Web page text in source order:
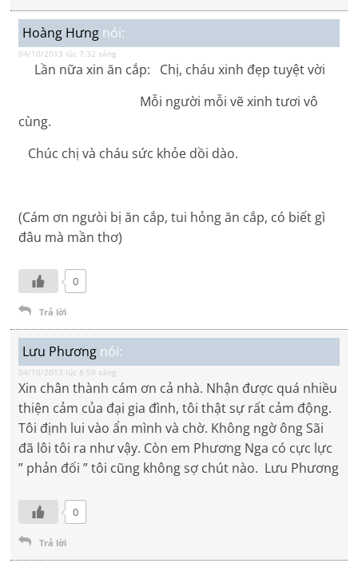
Hoàng Hưng nói:
04/10/2013 lúc 7:32 sáng
Lần nữa xin ăn cắp: Chị, cháu xinh đẹp tuyệt vời
Mỗi người mỗi vẽ xinh tươi vô
cùng.
Chúc chị và cháu sức khỏe dồi dào.
(Cám ơn ngưòi bị ăn cắp, tui hỏng ăn cắp, có biết gì
đâu mà mần thơ)
0
Trả lời
Lưu Phương nói:
04/10/2013 lúc 8:59 sáng
Xin chân thành cám ơn cả nhà. Nhận được quá nhiều
thiện cảm của đại gia đình, tôi thật sự rất cảm động.
Tôi định lui vào ẩn mình và chờ. Không ngờ ông Sãi
đã lôi tôi ra như vậy. Còn em Phương Nga có cực lực
” phản đối ” tôi cũng không sợ chút nào. Lưu Phương
0
Trả lời